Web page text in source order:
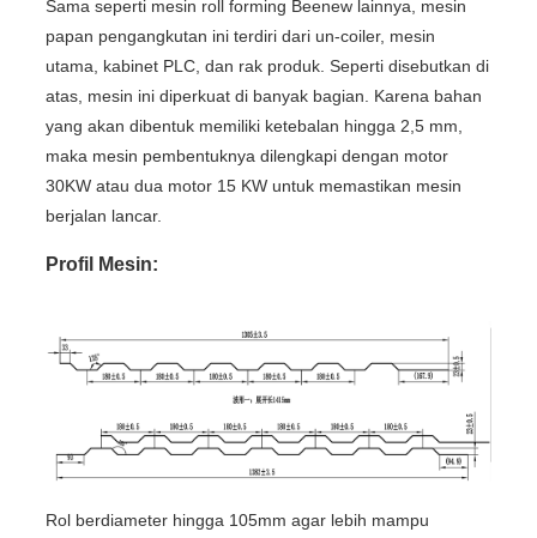
Sama seperti mesin roll forming Beenew lainnya, mesin
papan pengangkutan ini terdiri dari un-coiler, mesin
utama, kabinet PLC, dan rak produk. Seperti disebutkan di
atas, mesin ini diperkuat di banyak bagian. Karena bahan
yang akan dibentuk memiliki ketebalan hingga 2,5 mm,
maka mesin pembentuknya dilengkapi dengan motor
30KW atau dua motor 15 KW untuk memastikan mesin
berjalan lancar.
Profil Mesin:
Rol berdiameter hingga 105mm agar lebih mampu